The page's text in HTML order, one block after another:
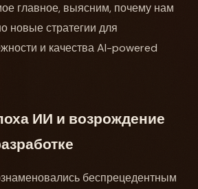
главное, выясним, почему нам
новые стратегии для
и качества AI-powered
ИИ и возрождение
беспрецедентным